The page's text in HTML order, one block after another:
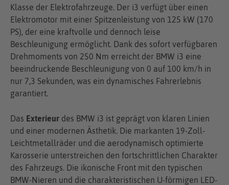
Klasse der Elektrofahrzeuge. Der i3 verfügt über einen
Elektromotor mit einer Spitzenleistung von 125 kW (170
PS), der eine kraftvolle und dennoch leise
Beschleunigung ermöglicht. Dank des sofort verfügbaren
Drehmoments von 250 Nm erreicht der BMW i3 eine
beeindruckende Beschleunigung von 0 auf 100 km/h in
nur 7,3 Sekunden, was ein dynamisches Fahrerlebnis
garantiert.
Das Exterieur des BMW i3 ist geprägt von klaren Linien
und einer modernen Ästhetik. Die markanten 19-Zoll-
Leichtmetallräder und die aerodynamisch optimierte
Karosserie unterstreichen den fortschrittlichen Charakter
des Fahrzeugs. Die ikonische Front mit den typischen
BMW-Nieren und die charakteristischen U-förmigen LED-